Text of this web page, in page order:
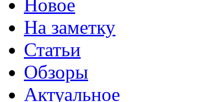
Новое
На заметку
Статьи
Обзоры
Актуальное